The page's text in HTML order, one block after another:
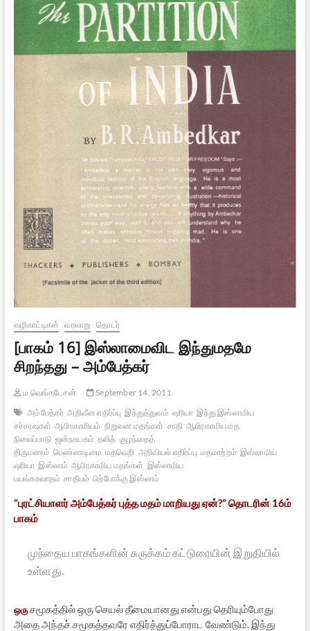
வழிகாட்டிகள் வரலாறு தொடர்
[பாகம் 16] இஸ்லாமைவிட இந்துமதமே
சிறந்தது – அம்பேத்கர்
ம வெங்கடேசன்
September 14, 2011
அம்பேத்கர் அறிவீன எதிர்ப்பு இந்துத்துவம் ஷரியா இந்து இஸ்லாமிய
சச்சரவுகள் ஆபிரகாமியம் நிறுவன மதங்கள் சாதி ஆபிரகாமிய மத
நிலைப்பாடு ஜன்நாயகம் தலித் குழந்தைத்
திருமணம் பெண்ணடிமை மதவெறி அறிவியல் எதிர்ப்பு மதமாற்றம் இஸ்லாமிய
ஷரியா இஸ்லாம் ஆபிரகாமிய மதங்கள் இஸ்லாமிய
பயங்கரவாதம் சாதீயம் பிற்போக்கு இஸ்லாம்
“புரட்சியாளர் அம்பேத்கர் புத்த மதம் மாறியது ஏன்?” தொடரின் 16ம்
பாகம்
முந்தைய பாகங்களின் சுருக்கம் கட்டுரையின் இறுதியில்
உள்ளது.
ஒருசமூகத்தில் ஒரு செயல் தீமையானது என்பது தெரியும்போது
அதை அந்தச் சமூகத்தவரே எதிர்த்துப்போராட வேண்டும். இந்து